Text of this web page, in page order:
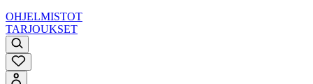
OHJELMISTOT
TARJOUKSET